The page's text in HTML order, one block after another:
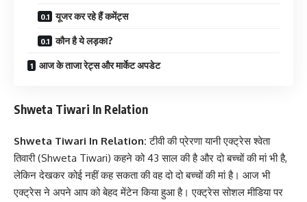
यूजर कर रहे हैं कमेंट्स
कौन है ये लड़का?
आज के ताजा रेट्स और मार्केट अपडेट
Shweta Tiwari In Relation
Shweta Tiwari In Relation:टीवी की प्रेरणा यानी एक्ट्रेस श्वेता
तिवारी (Shweta Tiwari) कहने को 43 साल की है और दो बच्चों की मां भी है,
लेकिन देखकर कोई नहीं कह सकता की वह दो दो बच्चों की मां है। आज भी
एक्ट्रेस ने अपने आप को बेहद मेंटेन किया हुआ है। एक्ट्रेस सोशल मीडिया पर